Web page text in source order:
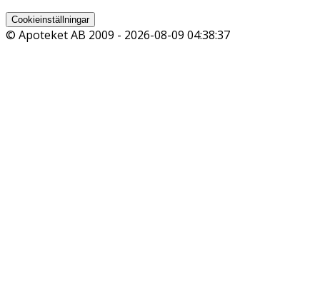
Cookieinställningar
© Apoteket AB 2009 - 2026-08-09 04:38:37